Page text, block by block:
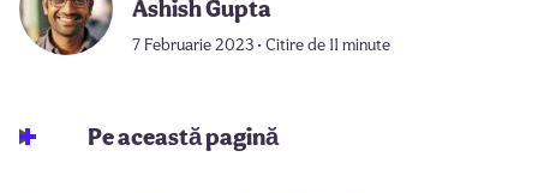
Ashish Gupta
7 Februarie 2023 • Citire de 11 minute
Pe această pagină